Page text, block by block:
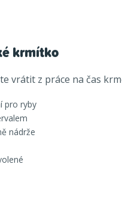
krmítko
vrátit z práce na čas
pro ryby
nádrže